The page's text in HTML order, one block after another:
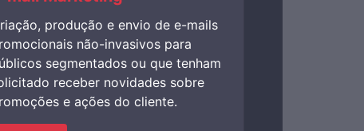
produção e envio de e-mails
não-invasivos para
segmentados ou que tenham
receber novidades sobre
e ações do cliente.